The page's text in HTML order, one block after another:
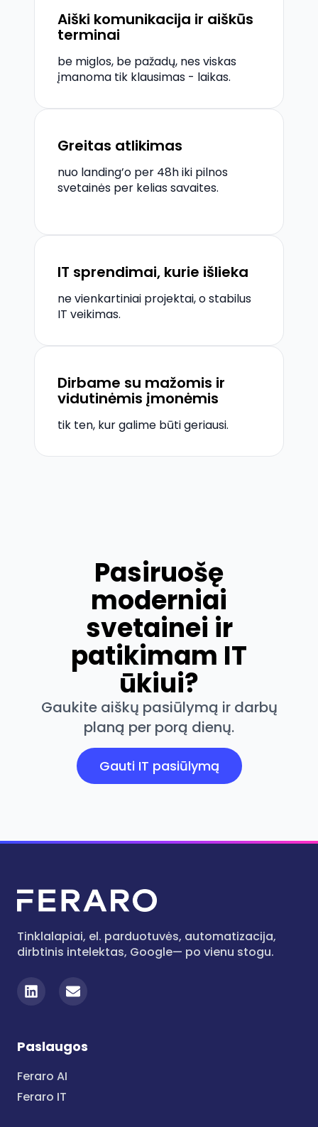
Aiški komunikacija ir aiškūs
terminai
be miglos, be pažadų, nes viskas
įmanoma tik klausimas - laikas.
Greitas atlikimas
nuo landing’o per 48h iki pilnos
svetainės per kelias savaites.
IT sprendimai, kurie išlieka
ne vienkartiniai projektai, o stabilus
IT veikimas.
Dirbame su mažomis ir
vidutinėmis įmonėmis
tik ten, kur galime būti geriausi.
Pasiruošę
moderniai
svetainei ir
patikimam IT
ūkiui?
Gaukite aiškų pasiūlymą ir darbų
planą per porą dienų.
Gauti IT pasiūlymą
Tinklalapiai, el. parduotuvės, automatizacija,
dirbtinis intelektas, Google— po vienu stogu.
Paslaugos
Feraro AI
Feraro IT